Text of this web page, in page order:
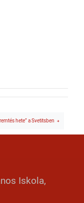
hete” a Svetitsben
Iskola,